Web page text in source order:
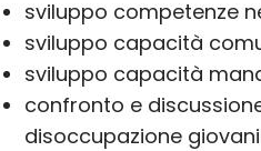
sviluppo competenze
sviluppo capacità
sviluppo capacità
confronto e
disoccupazione